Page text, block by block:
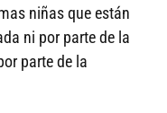
niñas que están
ni por parte de la
parte de la